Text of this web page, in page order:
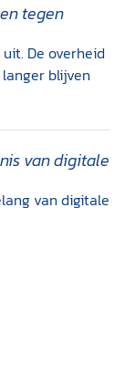
tegen
De overheid
blijven
van digitale
van digitale